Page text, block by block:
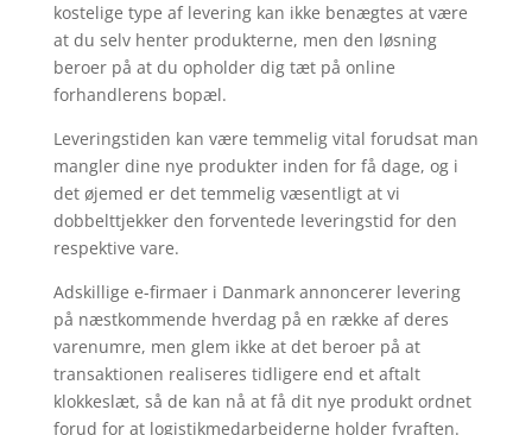
kostelige type af levering kan ikke benægtes at være
at du selv henter produkterne, men den løsning
beroer på at du opholder dig tæt på online
forhandlerens bopæl.
Leveringstiden kan være temmelig vital forudsat man
mangler dine nye produkter inden for få dage, og i
det øjemed er det temmelig væsentligt at vi
dobbelttjekker den forventede leveringstid for den
respektive vare.
Adskillige e-firmaer i Danmark annoncerer levering
på næstkommende hverdag på en række af deres
varenumre, men glem ikke at det beroer på at
transaktionen realiseres tidligere end et aftalt
klokkeslæt, så de kan nå at få dit nye produkt ordnet
forud for at logistikmedarbejderne holder fyraften.